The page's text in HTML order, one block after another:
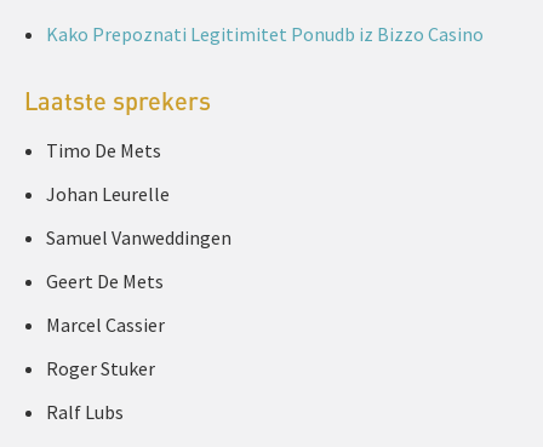
Kako Prepoznati Legitimitet Ponudb iz Bizzo Casino
Laatste sprekers
Timo De Mets
Johan Leurelle
Samuel Vanweddingen
Geert De Mets
Marcel Cassier
Roger Stuker
Ralf Lubs